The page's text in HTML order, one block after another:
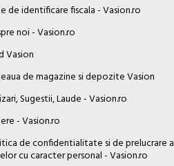
de identificare fiscala - Vasion.ro
noi - Vasion.ro
Vasion
de magazine si depozite Vasion
Sugestii, Laude - Vasion.ro
- Vasion.ro
de confidentialitate si de prelucrare a
cu caracter personal - Vasion.ro